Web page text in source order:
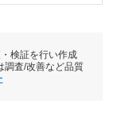
検証を行い作成
調査/改善など品質